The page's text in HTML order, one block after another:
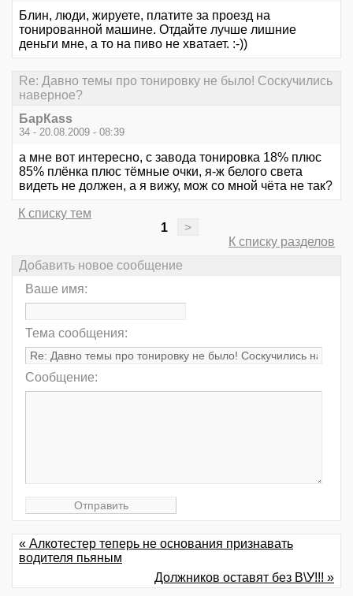
Блин, люди, жируете, платите за проезд на
тонированной машине. Отдайте лучше лишние
деньги мне, а то на пиво не хватает. :-))
Re: Давно темы про тонировку не было! Соскучились
наверное?
БарКаss
34 - 20.08.2009 - 08:39
а мне вот интересно, с завода тонировка 18% плюс
85% плёнка плюс тёмные очки, я-ж белого света
видеть не должен, а я вижу, мож со мной чёта не так?
К списку тем
1
>
К списку разделов
Добавить новое сообщение
Ваше имя:
Тема сообщения:
Сообщение:
« Алкотестер теперь не основания признавать
водителя пьяным
Должников оставят без В\У!!! »